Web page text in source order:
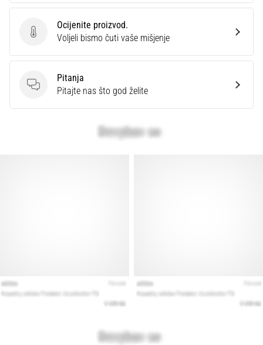
Ocijenite proizvod.
Ocijenite proizvod.
Voljeli bismo čuti vaše mišjenje
Pitanja
Pitanja
Pitajte nas što god želite